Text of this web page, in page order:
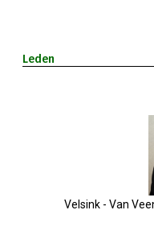
18-09-
Leden
Velsink - Van